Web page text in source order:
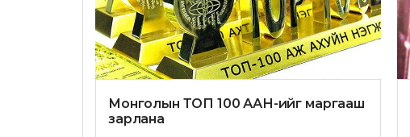
Монголын ТОП 100 ААН-ийг маргааш
зарлана